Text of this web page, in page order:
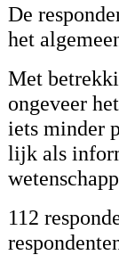
De
het
Met
ongeveer
iets minder
lijk als
112